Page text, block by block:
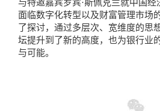
与特邀嘉宾罗宾·斯佩克兰就中国
面临数字化转型以及财富管理市场
了探讨，通过多层次、宽维度的思
坛提升到了新的高度，也为银行业
与可能。